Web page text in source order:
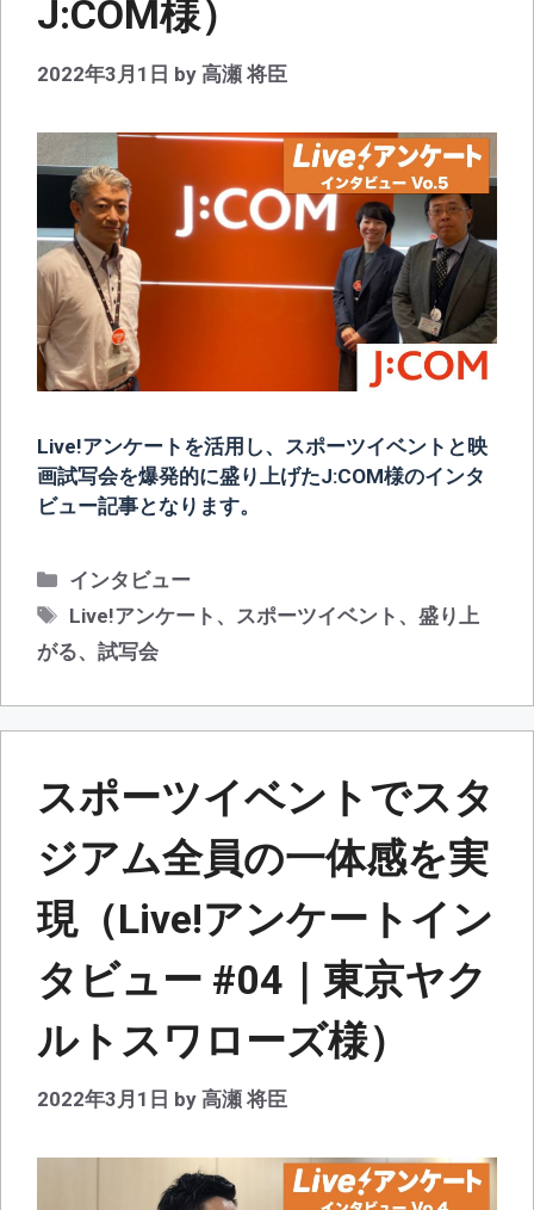
J:COM様）
2022年3月1日 by 高瀬 将臣
Live!アンケートを活用し、スポーツイベントと映
画試写会を爆発的に盛り上げたJ:COM様のインタ
ビュー記事となります。
カ
テ
リ
インタビュー
タ
グ
Live!アンケート 、 スポーツイベント 、盛り上
がる、 試写会
スポーツイベントでスタ
ジアム全員の一体感を実
現（Live!アンケートイン
タビュー #04｜東京ヤク
ルトスワローズ様）
2022年3月1日 by 高瀬 将臣